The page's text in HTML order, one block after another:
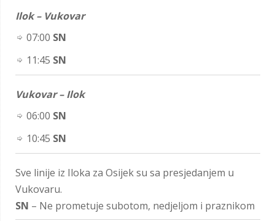
Ilok – Vukovar
07:00 SN
11:45 SN
Vukovar – Ilok
06:00 SN
10:45 SN
Sve linije iz Iloka za Osijek su sa presjedanjem u
Vukovaru.
SN – Ne prometuje subotom, nedjeljom i praznikom